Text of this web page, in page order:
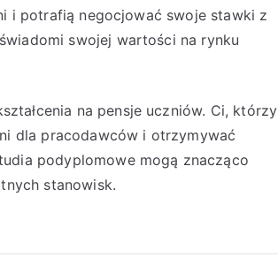
i potrafią negocjować swoje stawki z
swojej wartości na rynku
na pensje uczniów. Ci, którzy
dla pracodawców i otrzymywać
podyplomowe mogą znacząco
stanowisk.